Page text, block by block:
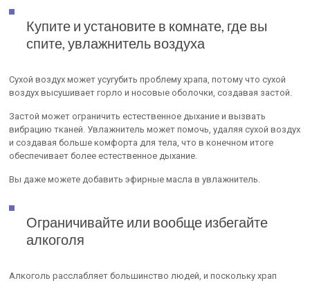
Купите и установите в комнате, где вы
спите, увлажнитель воздуха
Сухой воздух может усугубить проблему храпа, потому что сухой
воздух высушивает горло и носовые оболочки, создавая застой.
Застой может ограничить естественное дыхание и вызвать
вибрацию тканей. Увлажнитель может помочь, удаляя сухой воздух
и создавая больше комфорта для тела, что в конечном итоге
обеспечивает более естественное дыхание.
Вы даже можете добавить эфирные масла в увлажнитель.
Ограничивайте или вообще избегайте
алкоголя
Алкоголь расслабляет большинство людей, и поскольку храп